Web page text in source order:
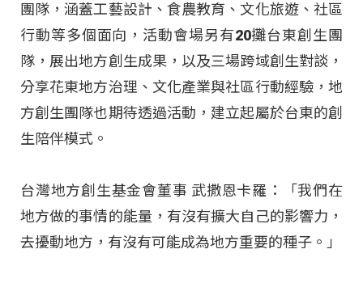
團隊，涵蓋工藝設計、食農教育、文化旅遊、社區
行動等多個面向，活動會場另有20攤台東創生團
隊，展出地方創生成果，以及三場跨域創生對談，
分享花東地方治理、文化產業與社區行動經驗，地
方創生團隊也期待透過活動，建立起屬於台東的創
生陪伴模式。
台灣地方創生基金會董事 武撒恩卡羅：「我們在
地方做的事情的能量，有沒有擴大自己的影響力，
去擾動地方，有沒有可能成為地方重要的種子。」